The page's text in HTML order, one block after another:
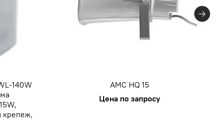
140W
крепеж,
AMC HQ 15
Цена по запросу